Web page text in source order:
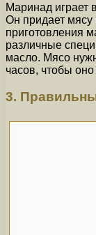
Маринад играет
Он придает мясу
приготовления
различные
масло. Мясо
часов, чтобы
3.